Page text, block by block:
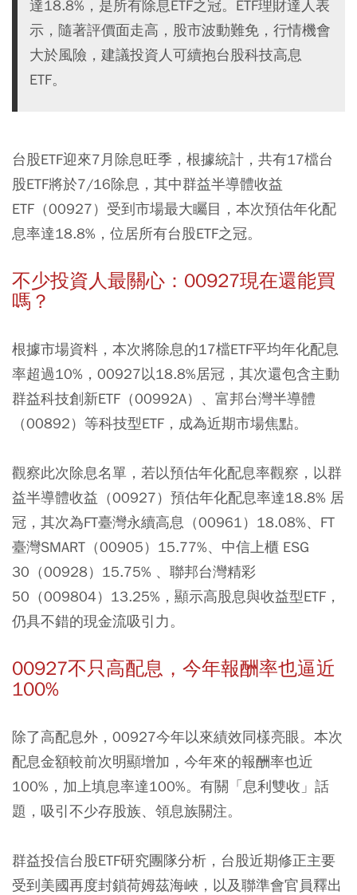
達18.8%，是所有除息ETF之冠。ETF理財達人表
示，隨著評價面走高，股市波動難免，行情機會
大於風險，建議投資人可續抱台股科技高息
ETF。
台股ETF迎來7月除息旺季，根據統計，共有17檔台
股ETF將於7/16除息，其中群益半導體收益
ETF（00927）受到市場最大矚目，本次預估年化配
息率達18.8%，位居所有台股ETF之冠。
不少投資人最關心：00927現在還能買
嗎？
根據市場資料，本次將除息的17檔ETF平均年化配息
率超過10%，00927以18.8%居冠，其次還包含主動
群益科技創新ETF（00992A）、富邦台灣半導體
（00892）等科技型ETF，成為近期市場焦點。
觀察此次除息名單，若以預估年化配息率觀察，以群
益半導體收益（00927）預估年化配息率達18.8% 居
冠，其次為FT臺灣永續高息（00961）18.08%、FT
臺灣SMART（00905）15.77%、中信上櫃 ESG
30（00928）15.75% 、聯邦台灣精彩
50（009804）13.25%，顯示高股息與收益型ETF，
仍具不錯的現金流吸引力。
00927不只高配息，今年報酬率也逼近
100%
除了高配息外，00927今年以來績效同樣亮眼。本次
配息金額較前次明顯增加，今年來的報酬率也近
100%，加上填息率達100%。有關「息利雙收」話
題，吸引不少存股族、領息族關注。
群益投信台股ETF研究團隊分析，台股近期修正主要
受到美國再度封鎖荷姆茲海峽，以及聯準會官員釋出